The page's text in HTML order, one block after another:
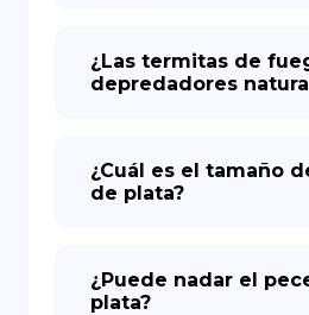
¿Las termitas de
depredadores
¿Cuál es el tamaño
de plata?
¿Puede nadar el
plata?